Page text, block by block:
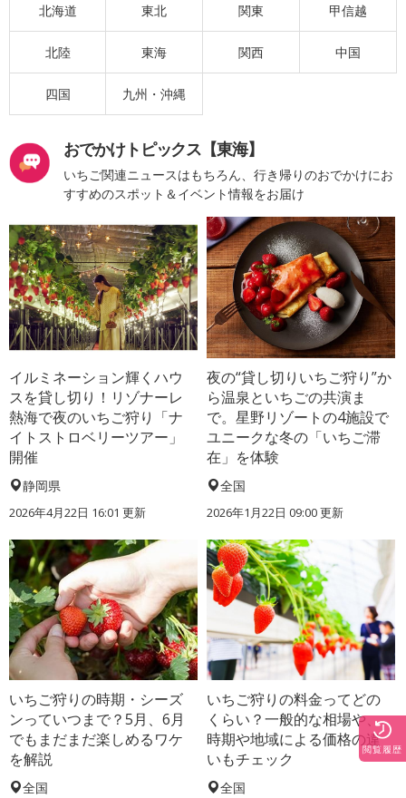
北海道 東北 関東 甲信越
北陸 東海 関西 中国
四国 九州・沖縄
おでかけトピックス【東海】
いちご関連ニュースはもちろん、行き帰りのおでかけにお
すすめのスポット＆イベント情報をお届け
イルミネーション輝くハウ
スを貸し切り！リゾナーレ
熱海で夜のいちご狩り「ナ
イトストロベリーツアー」
開催
静岡県
2026年4月22日 16:01 更新
夜の“貸し切りいちご狩り”か
ら温泉といちごの共演ま
で。星野リゾートの4施設で
ユニークな冬の「いちご滞
在」を体験
全国
2026年1月22日 09:00 更新
いちご狩りの時期・シーズ
ンっていつまで？5月、6月
でもまだまだ楽しめるワケ
を解説
全国
いちご狩りの料金ってどの
くらい？一般的な相場や、
時期や地域による価格の違
いもチェック
全国
閲覧履歴